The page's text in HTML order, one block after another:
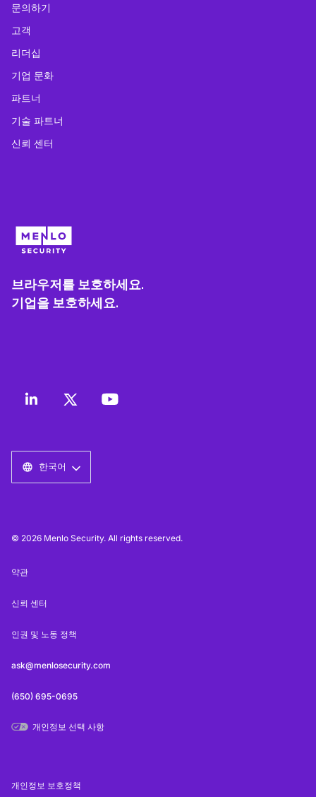
문의하기
고객
리더십
기업 문화
파트너
기술 파트너
신뢰 센터
브라우저를 보호하세요.
기업을 보호하세요.
한국어
© 2026 Menlo Security. All rights reserved.
약관
신뢰 센터
인권 및 노동 정책
ask@menlosecurity.com
(650) 695-0695
개인정보 선택 사항
개인정보 보호정책